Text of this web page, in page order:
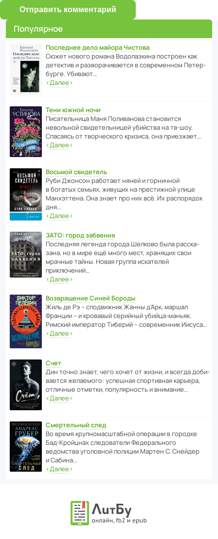
Отправить комментарий
Популярное
Последнее дело майора Чистова
Сюжет нового романа Водо­ла­з­кина пост­роен как
дете­ктив и разво­ра­чи­ва­ется в совре­менном Пете­р­
бурге. Убивают…
‹Далее›
Тени южной ночи
Писа­тель­ница Маня Поли­ва­нова стано­вится
невольной свиде­тель­ницей убийства на тв-шоу.
Спасаясь от твор­че­с­кого кризиса, она приезжает…
‹Далее›
Восьмой свидетель
Руби Джонсон рабо­тает няней и горни­чной
в богатых семьях, живущих на прес­ти­жной улице
Манх­эт­тена. Она знает про них всё. Их распо­рядок
дня…
‹Далее›
ЗАТО: город забвения
После­дняя легенда города Шелково была расска­
зана, но в мире ещё много мест, хранящих свои
мрачные тайны. Новая группа иска­телей
приключений…
‹Далее›
Возвращение Синей Бороды
Жиль де Рэ – спод­ви­жник Жанны д’Арк, маршал
Франции – и кровавый серийный убийца-маньяк.
Римский импе­ратор Тиберий – совре­менник Иисуса…
‹Далее›
Счет
Дин точно знает, чего хочет от жизни, и всегда доби­
ва­ется жела­е­мого: успе­шная спор­ти­вная карьера,
отли­чные отметки, попу­ля­р­ность и внимание…
‹Далее›
Смертельный след
Во время круп­но­мас­ш­та­бной операции в городке
Бад‑Крой­цнах следо­ва­тели Феде­раль­ного
ведомства уголо­вной полиции Мартен С. Снейдер
и Сабина…
‹Далее›